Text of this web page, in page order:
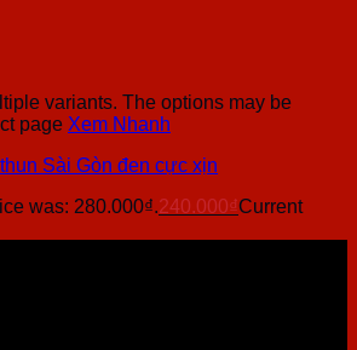
variants. The options may be
page Xem Nhanh
Sài Gòn đen cực xịn
was: 280.000₫.240.000₫Current